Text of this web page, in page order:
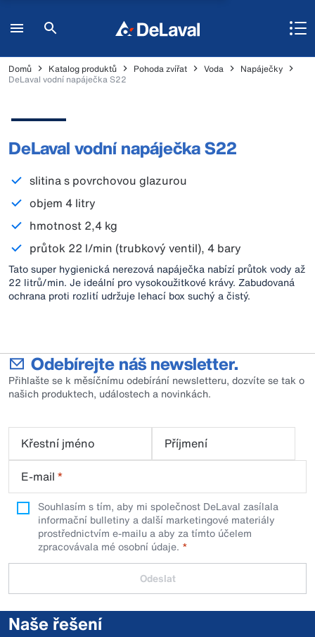
Domů Katalog produktů Pohoda zvířat Voda
Napáječky
DeLaval vodní napáječka S22
DeLaval vodní napáječka S22
slitina s povrchovou glazurou
objem 4 litry
hmotnost 2,4 kg
průtok 22 l/min (trubkový ventil), 4 bary
Tato super hygienická nerezová napáječka nabízí průtok vody až
22 litrů/min. Je ideální pro vysokoužitkové krávy. Zabudovaná
ochrana proti rozlití udržuje lehací box suchý a čistý.
Odebírejte náš newsletter.
Přihlašte se k měsíčnímu odebírání newsletteru, dozvíte se tak o
našich produktech, událostech a novinkách.
Křestní jméno
Příjmení
E-mail *
Souhlasím s tím, aby mi společnost DeLaval zasílala
informační bulletiny a další marketingové materiály
prostřednictvím e-mailu a aby za tímto účelem
zpracovávala mé osobní údaje.
Odeslat
Naše řešení